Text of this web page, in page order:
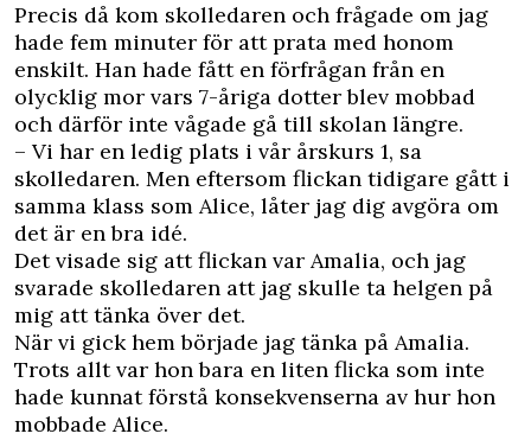
Precis då kom skolledaren och frågade om jag
hade fem minuter för att prata med honom
enskilt. Han hade fått en förfrågan från en
olycklig mor vars 7-åriga dotter blev mobbad
och därför inte vågade gå till skolan längre.
– Vi har en ledig plats i vår årskurs 1, sa
skolledaren. Men eftersom flickan tidigare gått i
samma klass som Alice, låter jag dig avgöra om
det är en bra idé.
Det visade sig att flickan var Amalia, och jag
svarade skolledaren att jag skulle ta helgen på
mig att tänka över det.
När vi gick hem började jag tänka på Amalia.
Trots allt var hon bara en liten flicka som inte
hade kunnat förstå konsekvenserna av hur hon
mobbade Alice.